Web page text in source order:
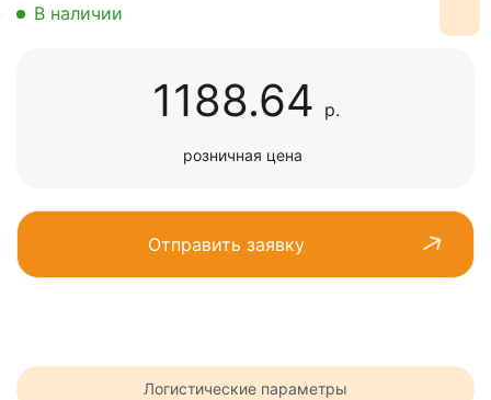
В наличии
1188.64 р.
розничная цена
Отправить заявку
Логистические параметры